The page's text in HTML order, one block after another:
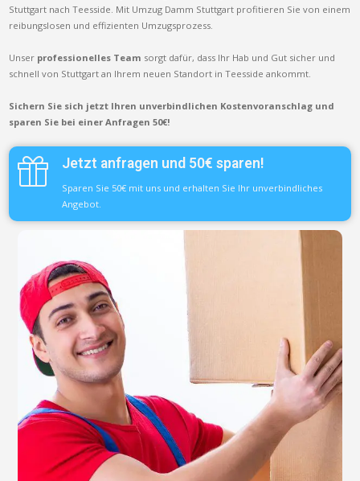
Stuttgart nach Teesside. Mit Umzug Damm Stuttgart profitieren Sie von einem
reibungslosen und effizienten Umzugsprozess.
Unser professionelles Team sorgt dafür, dass Ihr Hab und Gut sicher und
schnell von Stuttgart an Ihrem neuen Standort in Teesside ankommt.
Sichern Sie sich jetzt Ihren unverbindlichen Kostenvoranschlag und
sparen Sie bei einer Anfragen 50€!
Jetzt anfragen und 50€ sparen!
Sparen Sie 50€ mit uns und erhalten Sie Ihr unverbindliches
Angebot.